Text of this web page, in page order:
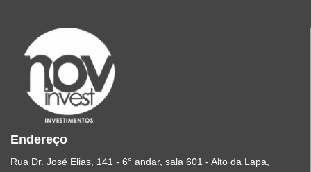
Endereço
Rua Dr. José Elias, 141 - 6° andar, sala 601 - Alto da Lapa,